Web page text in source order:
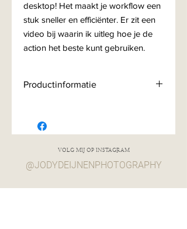
desktop! Het maakt je workflow een
stuk sneller en efficiënter. Er zit een
video bij waarin ik uitleg hoe je de
action het beste kunt gebruiken.
Productinformatie
verkopen zijn finaal en niet
VOLG MIJ OP INSTAGRAM
@JODYDEIJNENPHOTOGRAPHY